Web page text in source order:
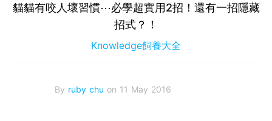
貓貓有咬人壞習慣⋯必學超實用2招！還有一招隱藏
招式？！
Knowledge飼養大全
By ruby chu on 11 May 2016